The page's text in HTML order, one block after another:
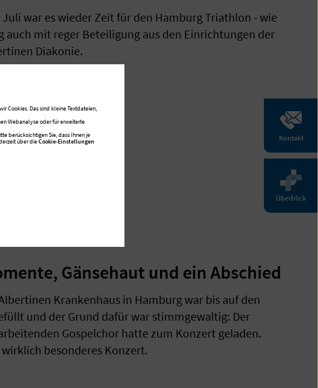
Kontakt
Überblick
Juli war es wieder Zeit für den Hamburg Triathlon - wie
auch mit reger Beteiligung aus den Einrichtungen der
Diakonie.
Gänsehaut und ein Abschied
Krankenhaus in Hamburg war bis auf den
und der Grund dafür war stimmgewaltig: Der
Gospelchor hatte zum Konzert geladen.
wirklich besonderes Konzert.
Cookies. Das sind kleine Textdateien,
Webanalyse oder für erweiterte
berücksichtigen Sie, dass Ihnen je
über dieCookie-Einstellungen